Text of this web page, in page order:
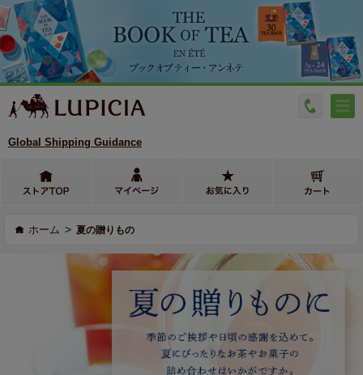
Global Shipping Guidance
ホーム > 夏の贈りもの